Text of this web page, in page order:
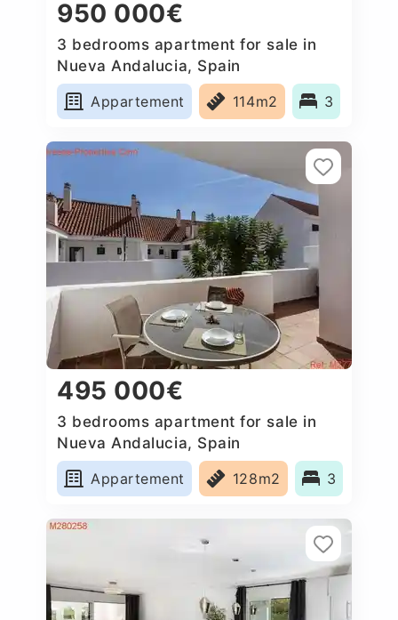
950 000€
3 bedrooms apartment for sale in
Nueva Andalucia, Spain
Appartement
114m2 3
495 000€
3 bedrooms apartment for sale in
Nueva Andalucia, Spain
Appartement
128m2 3